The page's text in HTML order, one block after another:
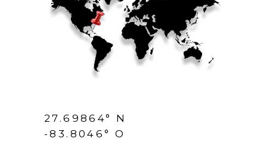
27.69864° N
-83.8046° O